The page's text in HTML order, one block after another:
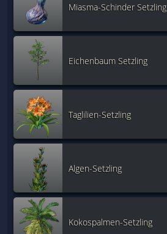
Miasma-Schinder Setzling
Eichenbaum Setzling
Taglilien-Setzling
Algen-Setzling
Kokospalmen-Setzling